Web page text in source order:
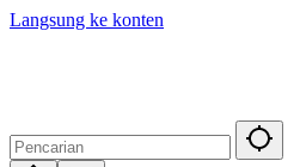
Langsung ke konten